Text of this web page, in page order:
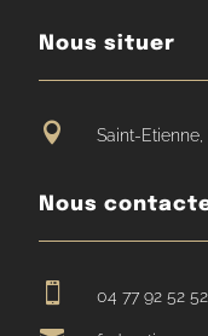
Nous situer
 Saint-Etienne,
Nous
 04 77 92 52 52